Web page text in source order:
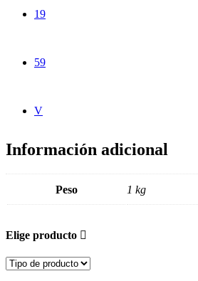
19
59
V
Información adicional
Peso 1 kg
Elige producto